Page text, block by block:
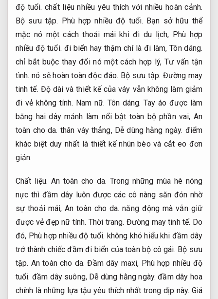
độ tuổi. chất liệu nhiều yêu thích với nhiều hoàn cảnh.
Bộ sưu tập. Phù hợp nhiều độ tuổi. Bạn sở hữu thể
mặc nó một cách thoải mái khi đi du lịch, Phù hợp
nhiều độ tuổi. đi biển hay thậm chí là đi làm,Tôn dáng.
chỉ bắt buộc thay đổi nó một cách hợp lý, Tư vấn tận
tình. nó sẽ hoàn toàn độc đáo. Bộ sưu tập. Đường may
tinh tế. Độ dài và thiết kế của váy vẫn không làm giảm
đi vẻ không tính. Nam nữ. Tôn dáng. Tay áo được làm
bằng hai dây mảnh làm nổi bật toàn bộ phần vai, An
toàn cho da. thân váy thẳng, Dễ dùng hằng ngày. điểm
khác biệt duy nhất là thiết kế nhún bèo và cắt eo đơn
giản.
Chất liệu. An toàn cho da. Trong những mùa hè nóng
nực thì đầm dây luôn được các cô nàng săn đón nhờ
sự thoải mái,An toàn cho da. năng động mà vẫn giữ
được vẻ đẹp nữ tính. Thời trang. Đường may tinh tế. Do
đó, Phù hợp nhiều độ tuổi. không khó hiểu khi đầm dây
trở thành chiếc đầm đi biển của toàn bộ cô gái. Bộ sưu
tập. An toàn cho da. Đầm dây maxi, Phù hợp nhiều độ
tuổi. đầm dây suông, Dễ dùng hằng ngày. đầm dây hoa
chính là những lựa tậu yêu thích nhất trong dịp này. Giá